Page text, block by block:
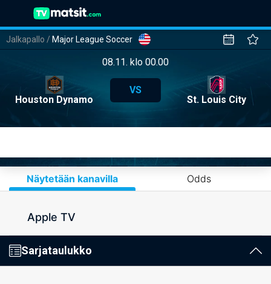
Jalkapallo / Major League Soccer
08.11. klo 00.00
Houston Dynamo
VS
St. Louis City
Näytetään kanavilla Odds
Apple TV
Sarjataulukko